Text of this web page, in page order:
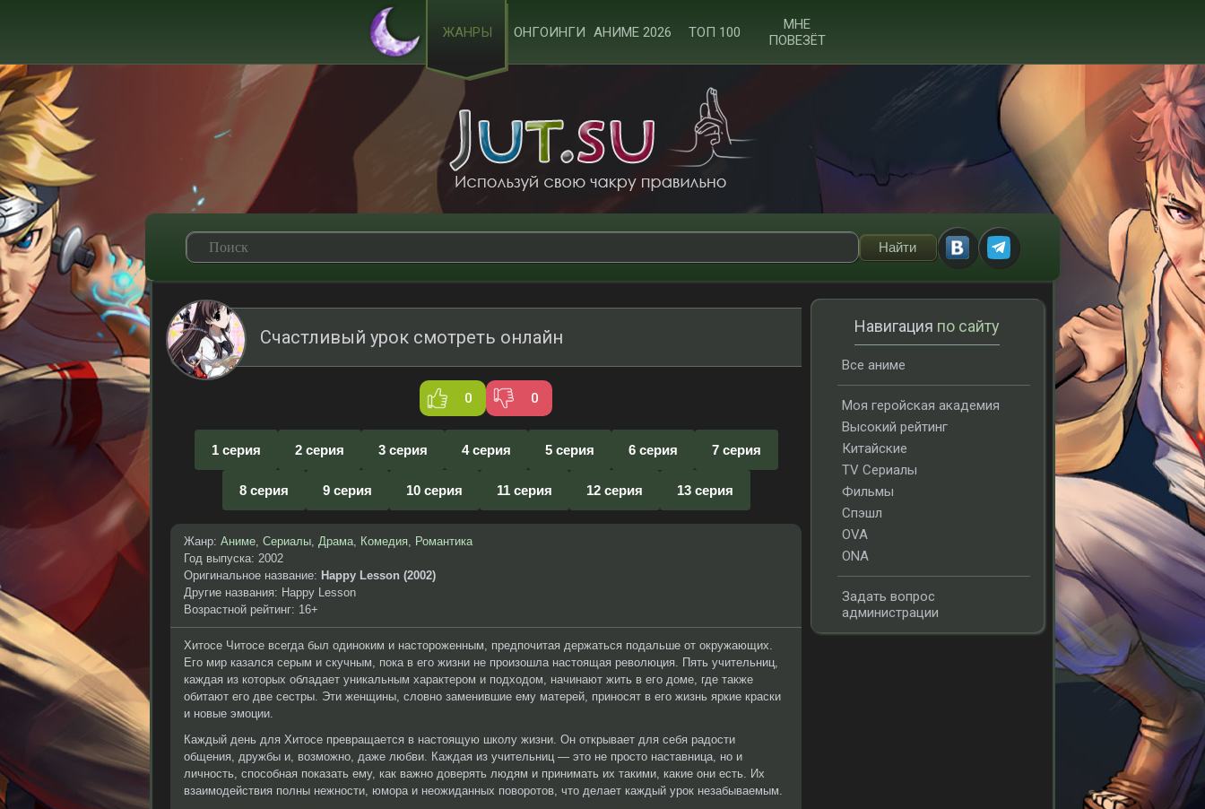
ЖАНРЫ ОНГОИНГИ АНИМЕ 2026 ТОП 100
МНЕ
ПОВЕЗЁТ
Счастливый урок смотреть онлайн
0 0
1 серия 2 серия 3 серия 4 серия 5 серия 6 серия 7 серия
8 серия 9 серия 10 серия 11 серия 12 серия 13 серия
Жанр: Аниме, Сериалы, Драма, Комедия, Романтика
Год выпуска: 2002
Оригинальное название: Happy Lesson (2002)
Другие названия: Happy Lesson
Возрастной рейтинг: 16+
Хитосе Читосе всегда был одиноким и настороженным, предпочитая держаться подальше от окружающих.
Его мир казался серым и скучным, пока в его жизни не произошла настоящая революция. Пять учительниц,
каждая из которых обладает уникальным характером и подходом, начинают жить в его доме, где также
обитают его две сестры. Эти женщины, словно заменившие ему матерей, приносят в его жизнь яркие краски
и новые эмоции.
Каждый день для Хитосе превращается в настоящую школу жизни. Он открывает для себя радости
общения, дружбы и, возможно, даже любви. Каждая из учительниц — это не просто наставница, но и
личность, способная показать ему, как важно доверять людям и принимать их такими, какие они есть. Их
взаимодействия полны нежности, юмора и неожиданных поворотов, что делает каждый урок незабываемым.
Навигация по сайту
Все аниме
Моя геройская академия
Высокий рейтинг
Китайские
TV Сериалы
Фильмы
Спэшл
OVA
ONA
Задать вопрос
администрации